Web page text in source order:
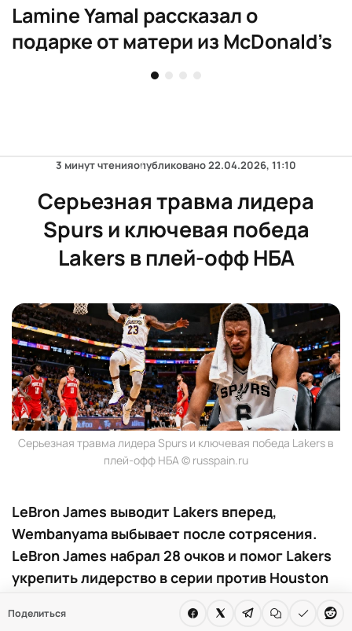
Lamine Yamal рассказал о
подарке от матери из McDonald’s
Поделиться
3 минут чтенияопубликовано22.04.2026, 11:10
Серьезная травма лидера
Spurs и ключевая победа
Lakers в плей-офф НБА
Серьезная травма лидера Spurs и ключевая победа Lakers в
плей-офф НБА © russpain.ru
LeBron James выводит Lakers вперед,
Wembanyama выбывает после сотрясения.
LeBron James набрал 28 очков и помог Lakers
укрепить лидерство в серии против Houston
сотрясение мозга и не смог доиграть матч